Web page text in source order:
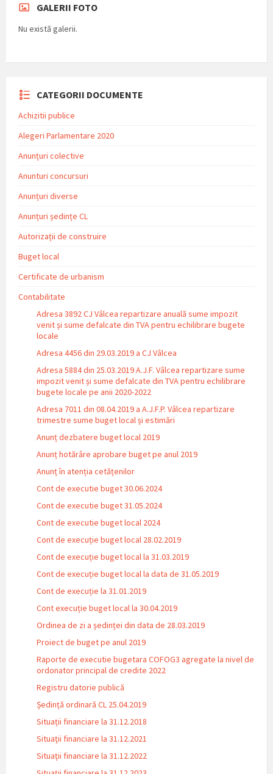
GALERII FOTO
Nu există galerii.
CATEGORII DOCUMENTE
Achizitii publice
Alegeri Parlamentare 2020
Anunțuri colective
Anunturi concursuri
Anunțuri diverse
Anunțuri ședințe CL
Autorizații de construire
Buget local
Certificate de urbanism
Contabilitate
Adresa 3892 CJ Vâlcea repartizare anuală sume impozit
venit și sume defalcate din TVA pentru echilibrare bugete
locale
Adresa 4456 din 29.03.2019 a CJ Vâlcea
Adresa 5884 din 25.03.2019 A.J.F. Vâlcea repartizare sume
impozit venit și sume defalcate din TVA pentru echilibrare
bugete locale pe anii 2020-2022
Adresa 7011 din 08.04.2019 a A.J.F.P. Vâlcea repartizare
trimestre sume buget local și estimări
Anunț dezbatere buget local 2019
Anunț hotărâre aprobare buget pe anul 2019
Anunț în atenția cetățenilor
Cont de executie buget 30.06.2024
Cont de executie buget 31.05.2024
Cont de executie buget local 2024
Cont de execuție buget local 28.02.2019
Cont de execuție buget local la 31.03.2019
Cont de execuție buget local la data de 31.05.2019
Cont de execuție la 31.01.2019
Cont execuție buget local la 30.04.2019
Ordinea de zi a ședinței din data de 28.03.2019
Proiect de buget pe anul 2019
Raporte de executie bugetara COFOG3 agregate la nivel de
ordonator principal de credite 2022
Registru datorie publică
Ședință ordinară CL 25.04.2019
Situații financiare la 31.12.2018
Situaţii financiare la 31.12.2021
Situaţii financiare la 31.12.2022